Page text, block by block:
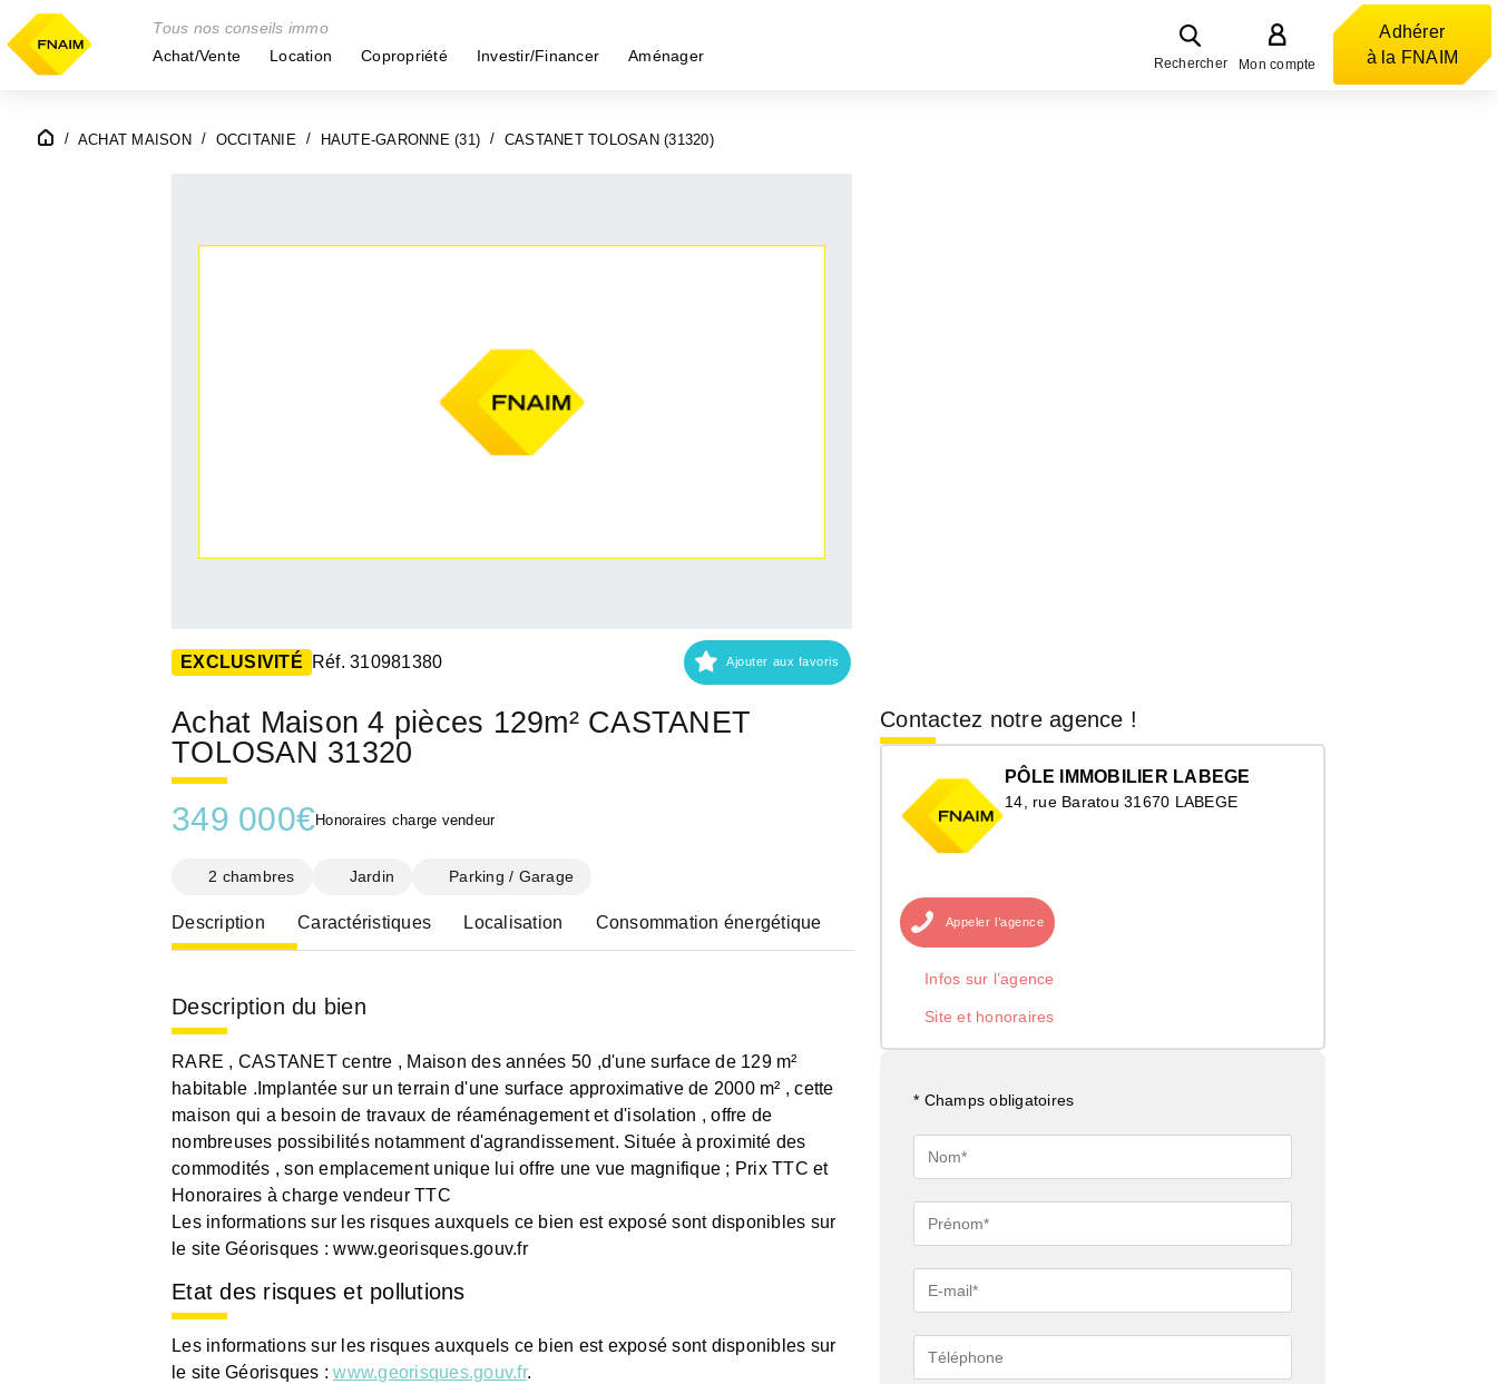
Tous nos conseils immo
Achat/Vente
Location Copropriété Investir/Financer Aménager Rechercher Mon compte
Adhérer
à la FNAIM
ACHAT MAISON OCCITANIE HAUTE-GARONNE (31) CASTANET TOLOSAN (31320)
EXCLUSIVITÉ Réf. 310981380 Ajouter aux favoris
Achat Maison 4 pièces 129m² CASTANET
TOLOSAN 31320
349 000€ Honoraires charge vendeur
2 chambres Jardin Parking / Garage
Description Caractéristiques Localisation Consommation énergétique
Description du bien
RARE , CASTANET centre , Maison des années 50 ,d'une surface de 129 m²
habitable .Implantée sur un terrain d'une surface approximative de 2000 m² , cette
maison qui a besoin de travaux de réaménagement et d'isolation , offre de
nombreuses possibilités notamment d'agrandissement. Située à proximité des
commodités , son emplacement unique lui offre une vue magnifique ; Prix TTC et
Honoraires à charge vendeur TTC
Les informations sur les risques auxquels ce bien est exposé sont disponibles sur
le site Géorisques : www.georisques.gouv.fr
Etat des risques et pollutions
Les informations sur les risques auxquels ce bien est exposé sont disponibles sur
le site Géorisques :www.georisques.gouv.fr.
Contactez notre agence !
PÔLE IMMOBILIER LABEGE
14, rue Baratou 31670 LABEGE
Appeler l’agence
Infos sur l’agence
Site et honoraires
* Champs obligatoires
Nom*
Prénom*
E-
mail*
Téléphone